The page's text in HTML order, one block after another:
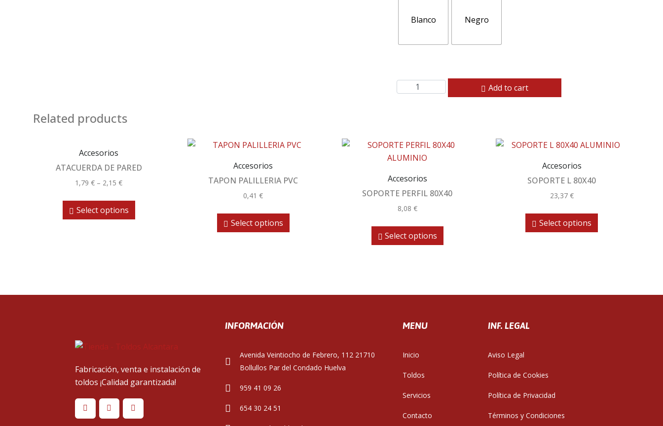
Blanco Negro
Add to cart
Related products
Accesorios
ATACUERDA DE PARED
1,79€ – 2,15€
Select options
Accesorios
TAPON PALILLERIA PVC
0,41€
Select options
Accesorios
SOPORTE PERFIL 80X40
8,08 €
Select options
Accesorios
SOPORTE L 80X40
23,37 €
Select options
Fabricación, venta e instalación de
toldos ¡Calidad garantizada!
INFORMACIÓN
Avenida Veintiocho de Febrero, 112 21710
Bollullos Par del Condado Huelva
959 41 09 26
654 30 24 51
MENU
Inicio
Toldos
Servicios
Contacto
INF. LEGAL
Aviso Legal
Política de Cookies
Política de Privacidad
Términos y Condiciones